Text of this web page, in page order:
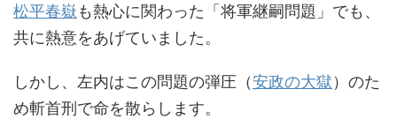
松平春嶽も熱心に関わった「将軍継嗣問題」でも、
共に熱意をあげていました。
しかし、左内はこの問題の弾圧（安政の大獄）のた
め斬首刑で命を散らします。